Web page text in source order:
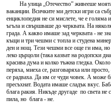
На улица „Отечество” живееше моята
ваканции. Всичките ми детски игри са
енциклопедия не си мислете, че е голяма
ъгъла и свършваше до черквата. На
града. А какво имаше зад черквата - не
къщи и три чешми с топла и студена
ден и нощ. Тези чешми все още ги има, но
леко църцоли (така казват на родопски
красива дума и колко тъжна гледка.
перяха, миеха се, разговаряха или
се радваха. Да им се чуди човек. А може
пресъхнат. Водата имаше сладък вкус.
блага ракия. Никъде другаде по света
пила, но блага - не.